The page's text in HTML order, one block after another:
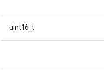
uint16_t